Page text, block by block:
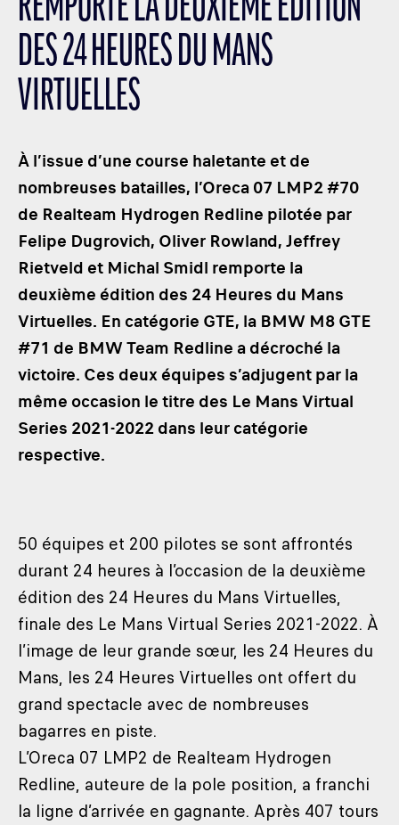
LES CATÉGORIES
PALMARÈS
DÉVELOPPEMENT DURABLE
PARTENAIRES
NEWSLETTER
REMPORTE LA DEUXIÈME ÉDITION
DES 24 HEURES DU MANS
VIRTUELLES
À l’issue d’une course haletante et de
nombreuses batailles, l’Oreca 07 LMP2 #70
de Realteam Hydrogen Redline pilotée par
Felipe Dugrovich, Oliver Rowland, Jeffrey
Rietveld et Michal Smidl remporte la
deuxième édition des 24 Heures du Mans
Virtuelles. En catégorie GTE, la BMW M8 GTE
#71 de BMW Team Redline a décroché la
victoire. Ces deux équipes s’adjugent par la
même occasion le titre des Le Mans Virtual
Series 2021-2022 dans leur catégorie
respective.
50 équipes et 200 pilotes se sont affrontés
durant 24 heures à l’occasion de la deuxième
édition des 24 Heures du Mans Virtuelles,
finale des Le Mans Virtual Series 2021-2022. À
l’image de leur grande sœur, les 24 Heures du
Mans, les 24 Heures Virtuelles ont offert du
grand spectacle avec de nombreuses
bagarres en piste.
L’Oreca 07 LMP2 de Realteam Hydrogen
Redline, auteure de la pole position, a franchi
la ligne d’arrivée en gagnante. Après 407 tours